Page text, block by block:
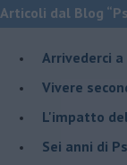
Articoli dal Blog
​Arrivederci
​Vivere
​L'impatto
Sei anni di